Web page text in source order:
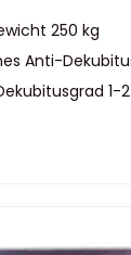
250 kg
Anti-
1-2